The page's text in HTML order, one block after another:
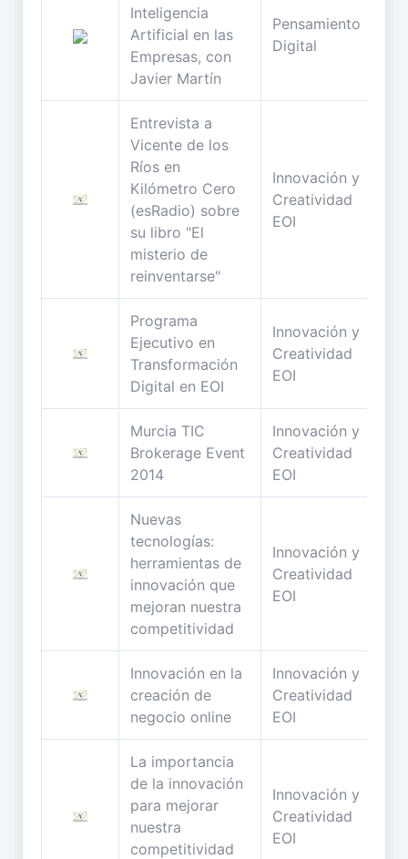
Inteligencia
Artificial en las
Empresas, con
Javier Martín
Pensamiento
Digital
Entrevista a
Vicente de los
Ríos en
Kilómetro Cero
(esRadio) sobre
su libro "El
misterio de
reinventarse"
Innovación y
Creatividad
EOI
Programa
Ejecutivo en
Transformación
Digital en EOI
Innovación y
Creatividad
EOI
Murcia TIC
Brokerage Event
2014
Innovación y
Creatividad
EOI
Nuevas
tecnologías:
herramientas de
innovación que
mejoran nuestra
competitividad
Innovación y
Creatividad
EOI
Innovación en la
creación de
negocio online
Innovación y
Creatividad
EOI
La importancia
de la innovación
para mejorar
nuestra
competitividad
Innovación y
Creatividad
EOI